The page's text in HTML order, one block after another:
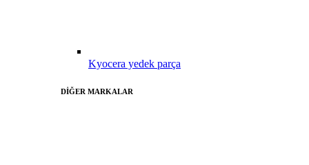
Kyocera yedek parça
DİĞER MARKALAR